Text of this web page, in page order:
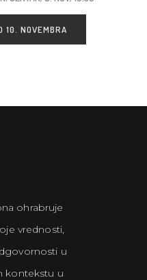
10. NOVEMBRA
ohrabruje
vrednosti,
u
kontekstu u